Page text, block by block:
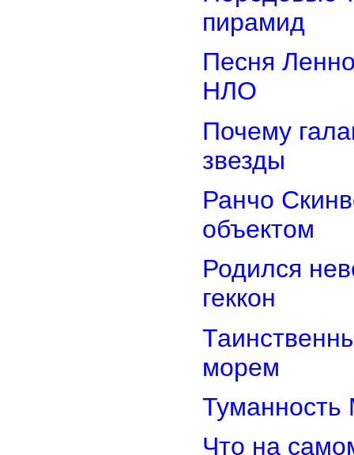
пирамид
Песня
НЛО
Почему
звезды
Ранчо
объектом
Родился
геккон
морем
Туманность
Что на